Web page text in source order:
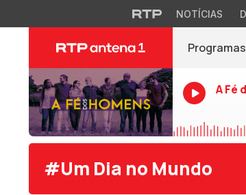
NOTÍCIAS
Programas
A Fé
#Um Dia no Mundo